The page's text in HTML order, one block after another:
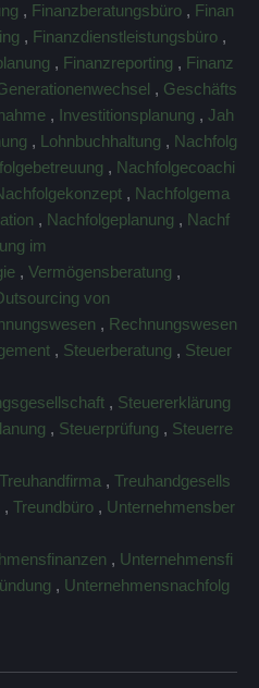
, Finanzberatungsbüro , Finan
, Finanzdienstleistungsbüro ,
, Finanzreporting , Finanz
, Geschäfts
, Investitionsplanung ,Jah
, Lohnbuchhaltung , Nachfolg
, Nachfolgecoachi
, Nachfolgema
, Nachfolgeplanung , Nachf
im
,Vermögensberatung ,
von
, Rechnungswesen
, Steuerberatung , Steuer
, Steuererklärung
, Steuerprüfung , Steuerre
Treuhandfirma ,Treuhandgesells
,Treundbüro , Unternehmensber
, Unternehmensfi
, Unternehmensnachfolg